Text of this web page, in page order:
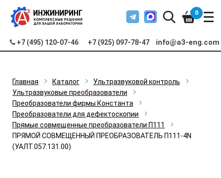
+7 (495) 120-07-46 +7 (925) 097-78-47 info@a3-eng.com
0
Главная Каталог
Ультразвуковой контроль
Ультразвуковые преобразователи
Преобразователи фирмы Константа
Преобразователи для дефектоскопии
Прямые совмещенные преобразователи П111
ПРЯМОЙ СОВМЕЩЕННЫЙ ПРЕОБРАЗОВАТЕЛЬ П111-4N
(УАЛТ.057.131.00)